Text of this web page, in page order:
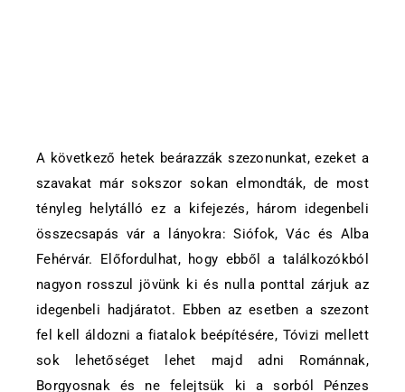
A következő hetek beárazzák szezonunkat, ezeket a
szavakat már sokszor sokan elmondták, de most
tényleg helytálló ez a kifejezés, három idegenbeli
összecsapás vár a lányokra: Siófok, Vác és Alba
Fehérvár. Előfordulhat, hogy ebből a találkozókból
nagyon rosszul jövünk ki és nulla ponttal zárjuk az
idegenbeli hadjáratot. Ebben az esetben a szezont
fel kell áldozni a fiatalok beépítésére, Tóvizi mellett
sok lehetőséget lehet majd adni Románnak,
Borgyosnak és ne felejtsük ki a sorból Pénzes